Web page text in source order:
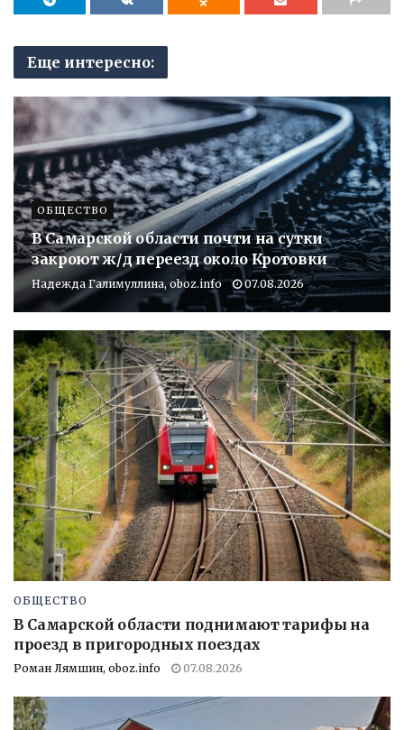
Еще интересно:
ОБЩЕСТВО
В Самарской области почти на сутки
закроют ж/д переезд около Кротовки
Надежда Галимуллина, oboz.info 07.08.2026
ОБЩЕСТВО
В Самарской области поднимают тарифы на
проезд в пригородных поездах
Роман Лямшин, oboz.info 07.08.2026